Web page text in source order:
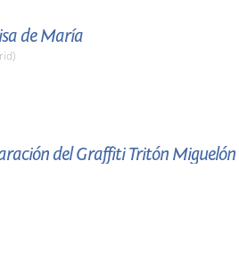
de María
del Graffiti Tritón Miguelón